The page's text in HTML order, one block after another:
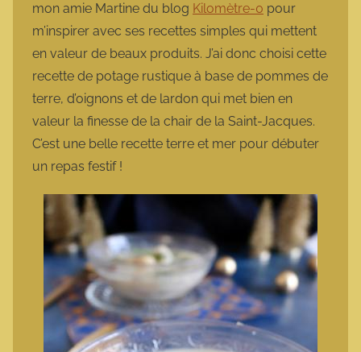
mon amie Martine du blog Kilomètre-0 pour
m’inspirer avec ses recettes simples qui mettent
en valeur de beaux produits. J’ai donc choisi cette
recette de potage rustique à base de pommes de
terre, d’oignons et de lardon qui met bien en
valeur la finesse de la chair de la Saint-Jacques.
C’est une belle recette terre et mer pour débuter
un repas festif !